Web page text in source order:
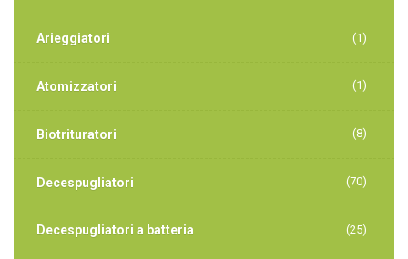
Arieggiatori (1)
Atomizzatori (1)
Biotrituratori (8)
Decespugliatori (70)
Decespugliatori a batteria (25)